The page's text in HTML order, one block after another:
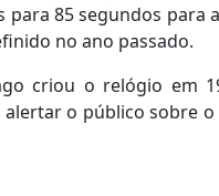
85 segundos
no ano passado.
criou o relógio em
o público sobre